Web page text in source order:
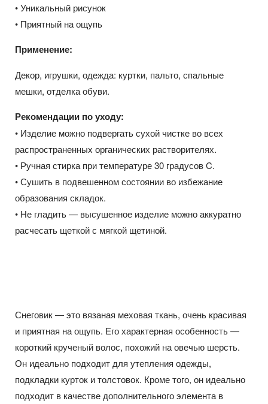
• Уникальный рисунок
• Приятный на ощупь
Применение:
Декор, игрушки, одежда: куртки, пальто, спальные
мешки, отделка обуви.
Рекомендации по уходу:
• Изделие можно подвергать сухой чистке во всех
распространенных органических растворителях.
• Ручная стирка при температуре 30 градусов C.
• Сушить в подвешенном состоянии во избежание
образования складок.
• Не гладить — высушенное изделие можно аккуратно
расчесать щеткой с мягкой щетиной.
Снеговик — это вязаная меховая ткань, очень красивая
и приятная на ощупь. Его характерная особенность —
короткий крученый волос, похожий на овечью шерсть.
Он идеально подходит для утепления одежды,
подкладки курток и толстовок. Кроме того, он идеально
подходит в качестве дополнительного элемента в